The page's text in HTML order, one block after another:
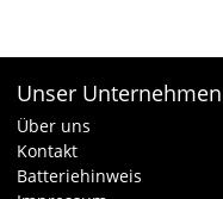
Unser Unternehmen
Über uns
Kontakt
Batteriehinweis